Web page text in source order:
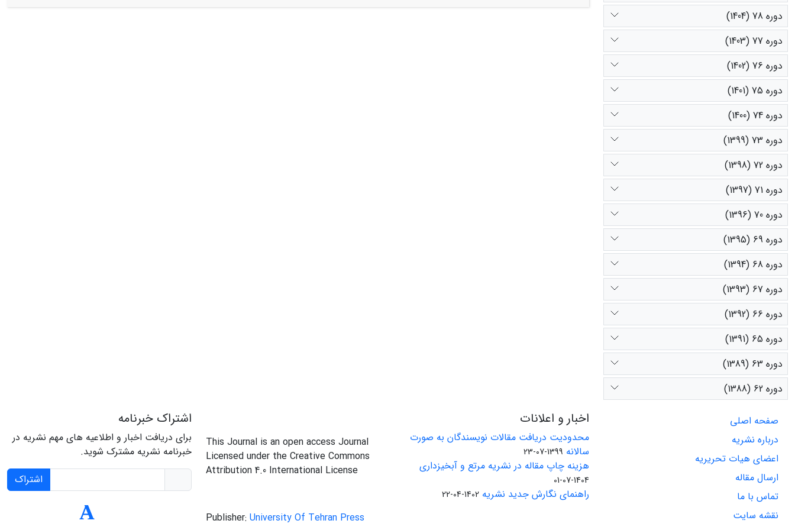
درختچه¬ای و بوته¬ای افزایش دادند. بطورکلی می¬توان گفت بز نژاد رایینی صرفاً سرشاخه¬خوار نیست بلکه در صورت نبود گونه¬های علفی، توانایی
دوره 78 (1404)
دوره 77 (1403)
دوره 76 (1402)
دوره 75 (1401)
دوره 74 (1400)
دوره 73 (1399)
دوره 72 (1398)
دوره 71 (1397)
دوره 70 (1396)
دوره 69 (1395)
دوره 68 (1394)
دوره 67 (1393)
دوره 66 (1392)
دوره 65 (1391)
دوره 63 (1389)
دوره 62 (1388)
صفحه اصلی
درباره نشریه
اعضای هیات تحریریه
ارسال مقاله
تماس با ما
نقشه سایت
اخبار و اعلانات
محدودیت دریافت مقالات نویسندگان به صورت
سالانه 1399-07-23
هزینه چاپ مقاله در نشریه مرتع و آبخیزداری
1404-07-01
راهنمای نگارش جدید نشریه 1402-04-22
This Journal is an open access Journal
Licensed under the Creative Commons
Attribution 4.0 International License
Publisher: University Of Tehran Press
اشتراک خبرنامه
برای دریافت اخبار و اطلاعیه های مهم نشریه در
خبرنامه نشریه مشترک شوید.
اشتراک